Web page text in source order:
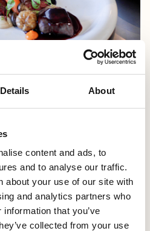
Details About
content and ads, to
and to analyse our traffic.
about your use of our site with
and analytics partners who
that you’ve
collected from your use
wildjus
2 dagen in water en wijn.
2 uur mee.
nacht gereduceerd tot een
karakter.